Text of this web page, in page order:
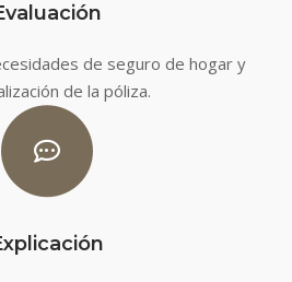
de seguro de hogar y
de la póliza.